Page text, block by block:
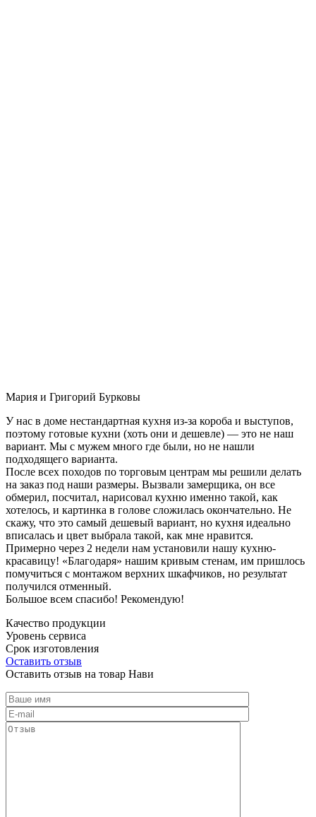
Мария и Григорий Бурковы
У нас в доме нестандартная кухня из-за короба и выступов,
поэтому готовые кухни (хоть они и дешевле) — это не наш
вариант. Мы с мужем много где были, но не нашли
подходящего варианта.
После всех походов по торговым центрам мы решили делать
на заказ под наши размеры. Вызвали замерщика, он все
обмерил, посчитал, нарисовал кухню именно такой, как
хотелось, и картинка в голове сложилась окончательно. Не
скажу, что это самый дешевый вариант, но кухня идеально
вписалась и цвет выбрала такой, как мне нравится.
Примерно через 2 недели нам установили нашу кухню-
красавицу! «Благодаря» нашим кривым стенам, им пришлось
помучиться с монтажом верхних шкафчиков, но результат
получился отменный.
Большое всем спасибо! Рекомендую!
Качество продукции
Уровень сервиса
Срок изготовления
Оставить отзыв
Оставить отзыв на товар Нави